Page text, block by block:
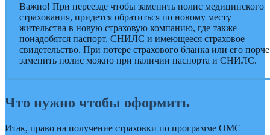
Важно! При переезде чтобы заменить полис медицинского
страхования, придется обратиться по новому месту
жительства в новую страховую компанию, где также
понадобятся паспорт, СНИЛС и имеющееся страховое
свидетельство. При потере страхового бланка или его порче
заменить полис можно при наличии паспорта и СНИЛС.
Что нужно чтобы оформить
Итак, право на получение страховки по программе ОМС